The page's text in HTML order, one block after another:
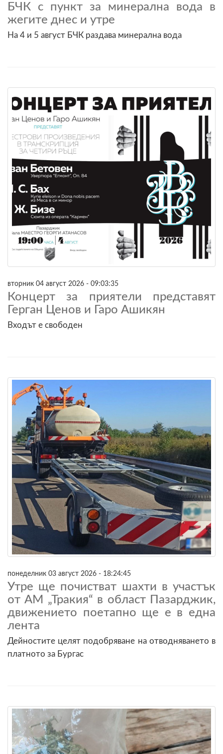
БЧК с пункт за минерална вода в
жегите днес и утре
На 4 и 5 август БЧК раздава минерална вода
вторник 04 август 2026 - 09:03:35
Концерт за приятели представят
Герган Ценов и Гаро Ашикян
Входът е свободен
понеделник 03 август 2026 - 18:24:45
Утре ще почистват шахти в участък
от АМ „Тракия“ в област Пазарджик,
движението поетапно ще е в една
лента
Дейностите целят подобряване на отводняването в
платното за Бургас